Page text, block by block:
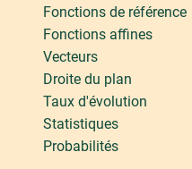
Fonctions de référence
Fonctions affines
Vecteurs
Droite du plan
Taux d'évolution
Statistiques
Probabilités